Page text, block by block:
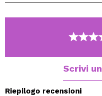
adattarsi a qualsiasi
profumo di cupcake alla
Scrivi
Riepilogo recensioni